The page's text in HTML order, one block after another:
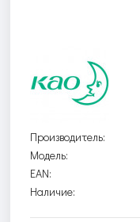
Производитель:
Модель:
EAN:
Наличие: